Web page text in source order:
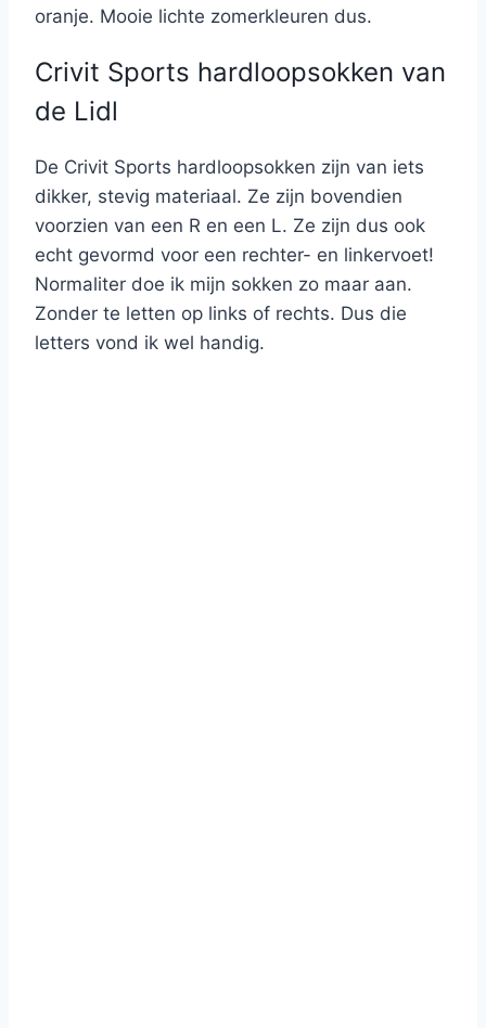
oranje. Mooie lichte zomerkleuren dus.
Crivit Sports hardloopsokken van
de Lidl
De Crivit Sports hardloopsokken zijn van iets
dikker, stevig materiaal. Ze zijn bovendien
voorzien van een R en een L. Ze zijn dus ook
echt gevormd voor een rechter- en linkervoet!
Normaliter doe ik mijn sokken zo maar aan.
Zonder te letten op links of rechts. Dus die
letters vond ik wel handig.